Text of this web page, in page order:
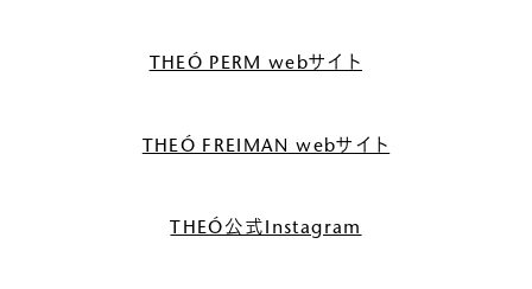
THEÓ PERM webサイト
THEÓ FREIMAN webサイト
THEÓ公式Instagram